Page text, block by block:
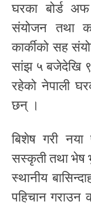
घरका बोर्ड अफ
संयोजन तथा
कार्कीको सह
सांझ ५ बजेदेखि
रहेको नेपाली
छन् ।
बिशेष गरी नया
सस्कृती तथा भेष
स्थानीय
पहिचान गराउन